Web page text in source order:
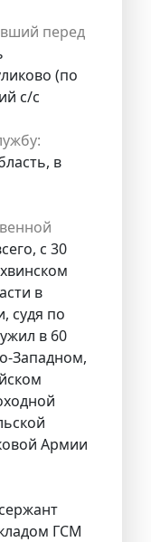
перед
(по
с/с
в
с 30
в
судя по
в 60
Западном,
Армии
ГСМ